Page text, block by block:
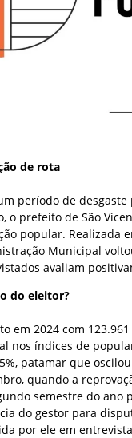
de rota
período de
o prefeito de São
popular. Realizada
Municipal
avaliam
do eleitor?
em 2024 com
nos índices de
patamar que
quando a
semestre do ano
do gestor para
por ele em